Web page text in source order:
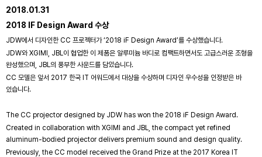
2018.01.31
2018 IF Design Award 수상
JDW에서 디자인한 CC 프로젝터가 ‘2018 iF Design Award’를 수상했습니다.
JDW와 XGIMI, JBL이 협업한 이 제품은 알루미늄 바디로 컴팩트하면서도 고급스러운 조형을
완성했으며, JBL의 풍부한 사운드를 담았습니다.
CC 모델은 앞서 2017 한국 IT 어워드에서 대상을 수상하며 디자인 우수성을 인정받은 바
있습니다.
The CC projector designed by JDW has won the 2018 iF Design Award.
Created in collaboration with XGIMI and JBL, the compact yet refined
aluminum-bodied projector delivers premium sound and design quality.
Previously, the CC model received the Grand Prize at the 2017 Korea IT